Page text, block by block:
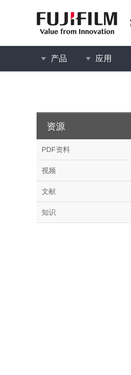
产品 应用
资源
PDF资料
视频
文献
知识